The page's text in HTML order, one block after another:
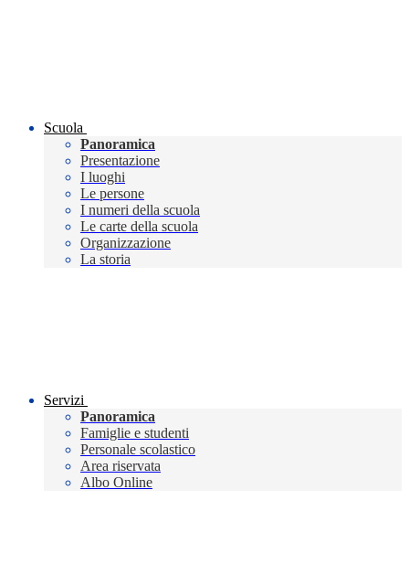
Scuola
Panoramica
Presentazione
I luoghi
Le persone
I numeri della scuola
Le carte della scuola
Organizzazione
La storia
Servizi
Panoramica
Famiglie e studenti
Personale scolastico
Area riservata
Albo Online